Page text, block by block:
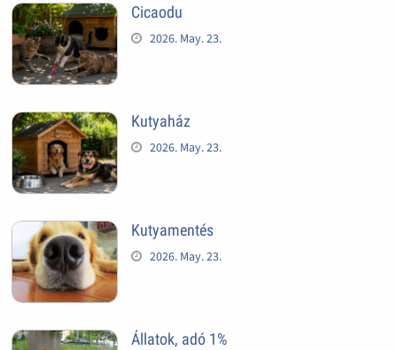
Cicaodu
2026. May. 23.
Kutyaház
2026. May. 23.
Kutyamentés
2026. May. 23.
Állatok, adó 1%